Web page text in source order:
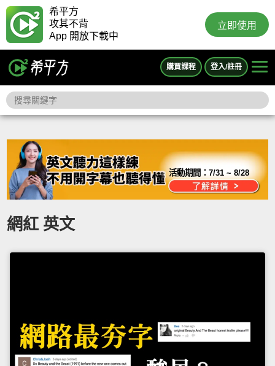
希平方
攻其不背
App 開放下載中
立即使用
購買課程 登入/註冊
活動期間：7/31 ~ 8/28
網紅 英文